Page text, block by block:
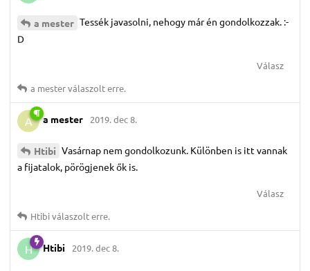
a mester Tessék javasolni, nehogy már én gondolkozzak. :-
D
Válasz
a mesterválaszolt erre.
A a mester 2019. dec 8.
Htibi Vasárnap nem gondolkozunk. Különben is itt vannak
a fijatalok, pörögjenek ők is.
Válasz
Htibiválaszolt erre.
H Htibi 2019. dec 8.